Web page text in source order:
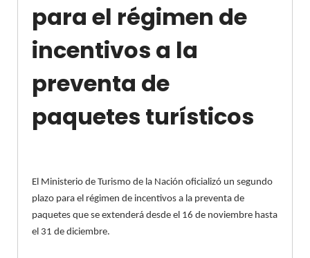
para el régimen de
incentivos a la
preventa de
paquetes turísticos
El Ministerio de Turismo de la Nación oficializó un segundo
plazo para el régimen de incentivos a la preventa de
paquetes que se extenderá desde el 16 de noviembre hasta
el 31 de diciembre.